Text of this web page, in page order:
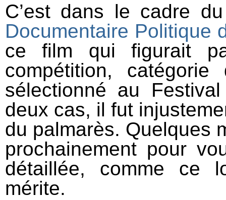
C’est dans le cadre
Documentaire Politique
ce film qui figurait
compétition,
sélectionné au
deux cas, il fut
du palmarès. Quelques
prochainement pour
détaillée, comme ce
mérite.